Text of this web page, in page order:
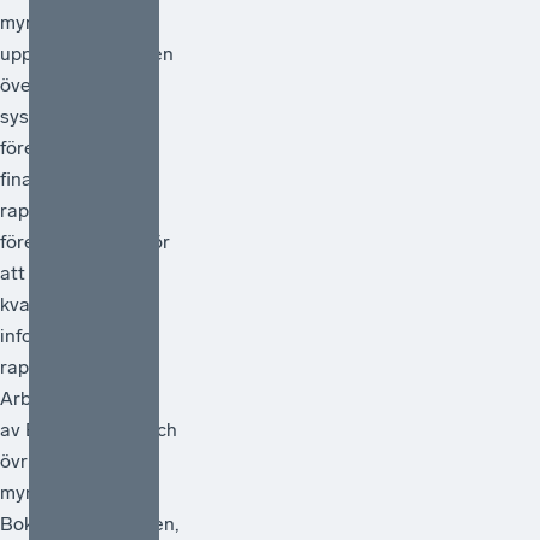
myndigheter i
uppdrag att göra en
översyn av
systemet för
företagens
finansiella
rapportering och
föreslå åtgärder för
att förstärka
kvaliteten i den
information som
rapporteras.
Arbetet ska ledas
av Bolagsverket och
övriga deltagande
myndigheter är
Bokföringsnämnden,